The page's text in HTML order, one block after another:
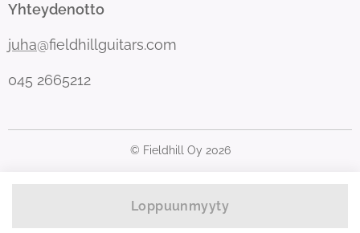
Loppuunmyyty
Yhteydenotto
juha@fieldhillguitars.com
045 2665212
© Fieldhill Oy 2026